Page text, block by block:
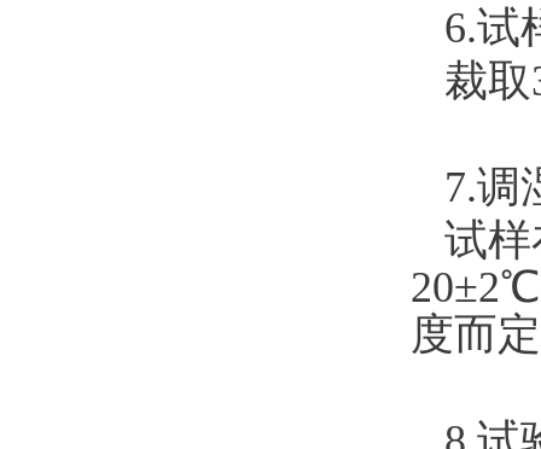
6.试
裁取
7.调
试样
度而